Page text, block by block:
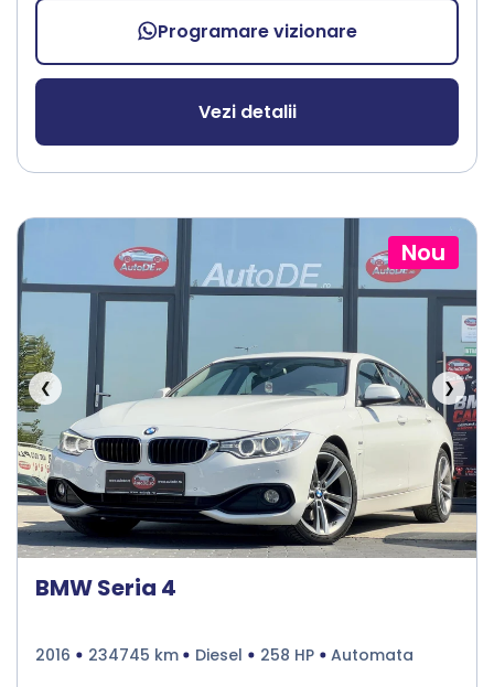
Programare vizionare
Vezi detalii
Nou
❮ ❯
BMW Seria 4
2016 234745 km Diesel 258 HP Automata